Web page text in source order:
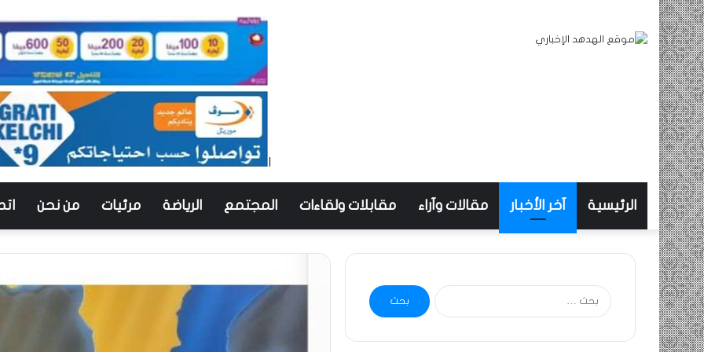
الرئيسية آخر الأخبار مقالات وآراء مقابلات ولقاءات المجتمع الرياضة مرئيات من نحن
البحث
عن: